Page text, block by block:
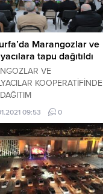
Marangozlar ve
tapu dağıtıldı
VE
KOOPERATİFİNDE
09:53 0